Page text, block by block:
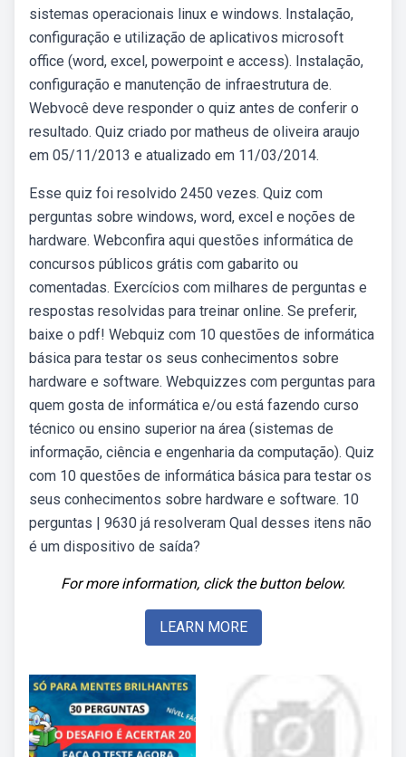
sistemas operacionais linux e windows. Instalação,
configuração e utilização de aplicativos microsoft
office (word, excel, powerpoint e access). Instalação,
configuração e manutenção de infraestrutura de.
Webvocê deve responder o quiz antes de conferir o
resultado. Quiz criado por matheus de oliveira araujo
em 05/11/2013 e atualizado em 11/03/2014.
Esse quiz foi resolvido 2450 vezes. Quiz com
perguntas sobre windows, word, excel e noções de
hardware. Webconfira aqui questões informática de
concursos públicos grátis com gabarito ou
comentadas. Exercícios com milhares de perguntas e
respostas resolvidas para treinar online. Se preferir,
baixe o pdf! Webquiz com 10 questões de informática
básica para testar os seus conhecimentos sobre
hardware e software. Webquizzes com perguntas para
quem gosta de informática e/ou está fazendo curso
técnico ou ensino superior na área (sistemas de
informação, ciência e engenharia da computação). Quiz
com 10 questões de informática básica para testar os
seus conhecimentos sobre hardware e software. 10
perguntas | 9630 já resolveram Qual desses itens não
é um dispositivo de saída?
For more information, click the button below.
LEARN MORE